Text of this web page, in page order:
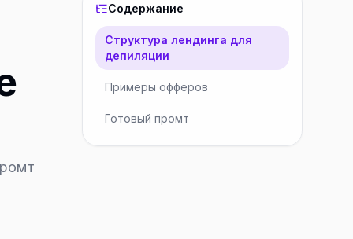
Содержание
Структура лендинга для
депиляции
Примеры офферов
Готовый промт